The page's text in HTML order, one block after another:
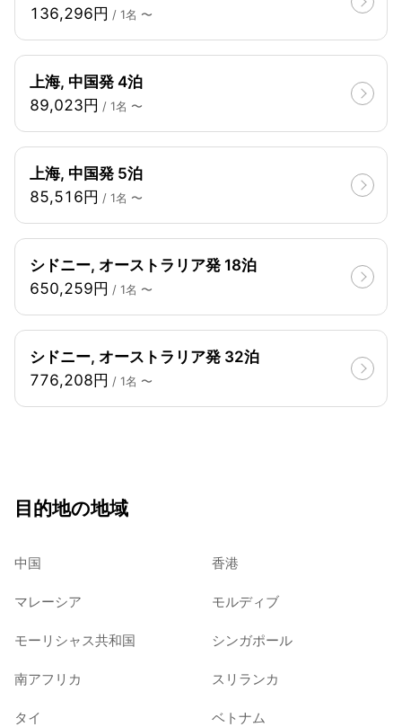
136,296円 / 1名 〜
上海, 中国発 4泊
89,023円 / 1名 〜
上海, 中国発 5泊
85,516円 / 1名 〜
シドニー, オーストラリア発 18泊
650,259円 / 1名 〜
シドニー, オーストラリア発 32泊
776,208円 / 1名 〜
目的地の地域
中国 香港
マレーシア モルディブ
モーリシャス共和国 シンガポール
南アフリカ スリランカ
タイ ベトナム